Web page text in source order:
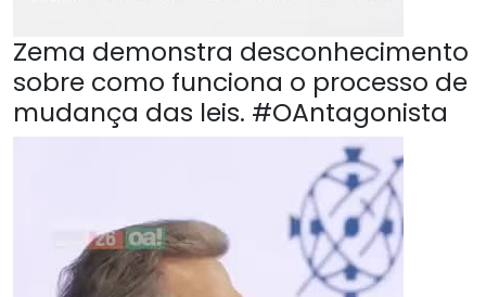
Zema demonstra desconhecimento
sobre como funciona o processo de
mudança das leis. #OAntagonista